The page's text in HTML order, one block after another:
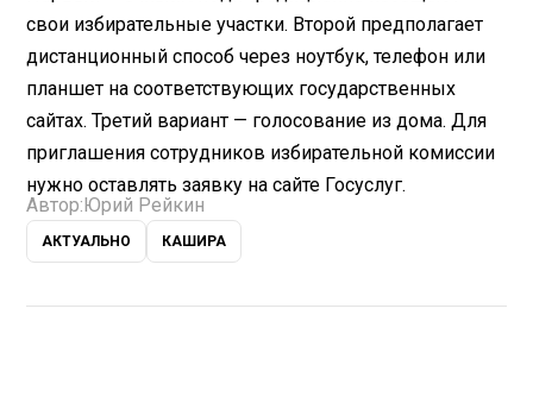
свои избирательные участки. Второй предполагает
дистанционный способ через ноутбук, телефон или
планшет на соответствующих государственных
сайтах. Третий вариант — голосование из дома. Для
приглашения сотрудников избирательной комиссии
нужно оставлять заявку на сайте Госуслуг.
Автор:Юрий Рейкин
АКТУАЛЬНО КАШИРА